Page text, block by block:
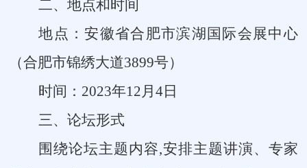
二、地点和时间
地点：安徽省合肥市滨湖国际会展中心
（合肥市锦绣大道3899号）
时间：2023年12月4日
三、论坛形式
围绕论坛主题内容,安排主题讲演、专家